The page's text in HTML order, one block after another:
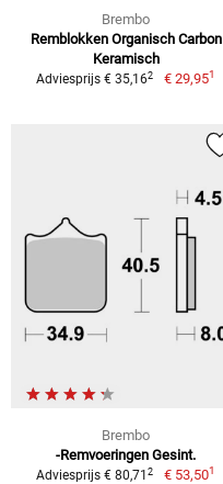
Brembo
Remblokken Organisch Carbon
Keramisch
Adviesprijs € 35,162 € 29,951
Brembo
-Remvoeringen Gesint.
Adviesprijs € 80,712 € 53,501